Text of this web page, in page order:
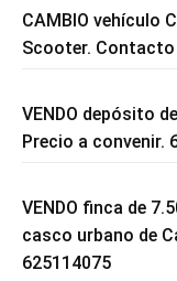
CAMBIO vehículo
Scooter. Contacto
VENDO depósito
Precio a convenir.
VENDO finca de
casco urbano de
625114075